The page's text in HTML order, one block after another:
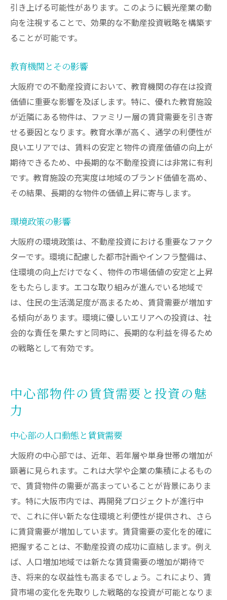
引き上げる可能性があります。このように観光産業の動
向を注視することで、効果的な不動産投資戦略を構築す
ることが可能です。
教育機関とその影響
大阪府での不動産投資において、教育機関の存在は投資
価値に重要な影響を及ぼします。特に、優れた教育施設
が近隣にある物件は、ファミリー層の賃貸需要を引き寄
せる要因となります。教育水準が高く、通学の利便性が
良いエリアでは、賃料の安定と物件の資産価値の向上が
期待できるため、中長期的な不動産投資には非常に有利
です。教育施設の充実度は地域のブランド価値を高め、
その結果、長期的な物件の価値上昇に寄与します。
環境政策の影響
大阪府の環境政策は、不動産投資における重要なファク
ターです。環境に配慮した都市計画やインフラ整備は、
住環境の向上だけでなく、物件の市場価値の安定と上昇
をもたらします。エコな取り組みが進んでいる地域で
は、住民の生活満足度が高まるため、賃貸需要が増加す
る傾向があります。環境に優しいエリアへの投資は、社
会的な責任を果たすと同時に、長期的な利益を得るため
の戦略として有効です。
中心部物件の賃貸需要と投資の魅
力
中心部の人口動態と賃貸需要
大阪府の中心部では、近年、若年層や単身世帯の増加が
顕著に見られます。これは大学や企業の集積によるもの
で、賃貸物件の需要が高まっていることが背景にありま
す。特に大阪市内では、再開発プロジェクトが進行中
で、これに伴い新たな住環境と利便性が提供され、さら
に賃貸需要が増加しています。賃貸需要の変化を的確に
把握することは、不動産投資の成功に直結します。例え
ば、人口増加地域では新たな賃貸需要の増加が期待で
き、将来的な収益性も高まるでしょう。これにより、賃
貸市場の変化を先取りした戦略的な投資が可能となりま